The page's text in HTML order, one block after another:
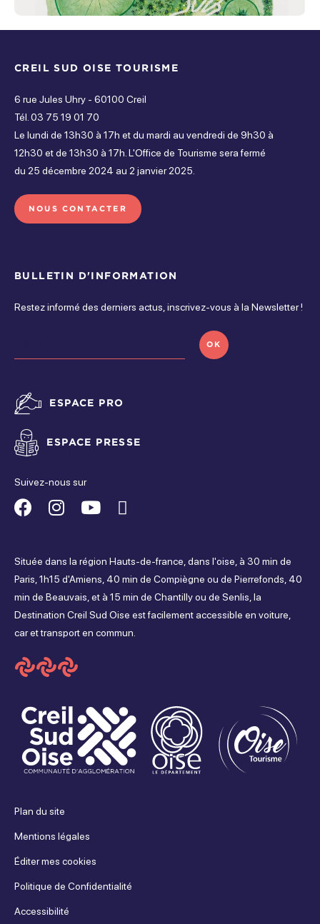
Jeudi
Vendredi
Ouvert de 14h à 17h
Ouvert de 14h à 17h
Dimanche
CREIL SUD OISE TOURISME
6 rue Jules Uhry - 60100 Creil
Tél. 03 75 19 01 70
Le lundi de 13h30 à 17h et du mardi au vendredi de 9h30 à
12h30 et de 13h30 à 17h. L'Office de Tourisme sera fermé
du 25 décembre 2024 au 2 janvier 2025.
NOUS CONTACTER
BULLETIN D'INFORMATION
Restez informé des derniers actus, inscrivez-vous à la Newsletter !
OK
ESPACE PRO
ESPACE PRESSE
Suivez-nous sur
Suivez-
sur
Facebook
Suivez-
sur
Instagram
Suivez-
sur
Youtube
sur
Tripadvisor
Située dans la région Hauts-de-france, dans l'oise, à 30 min de
Paris, 1h15 d'Amiens, 40 min de Compiègne ou de Pierrefonds, 40
min de Beauvais, et à 15 min de Chantilly ou de Senlis, la
Destination Creil Sud Oise est facilement accessible en voiture,
car et transport en commun.
Plan du site
Mentions légales
Éditer mes cookies
Politique de Confidentialité
Accessibilité